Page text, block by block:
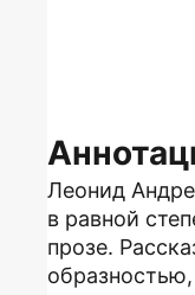
Леонид
в равной
прозе.